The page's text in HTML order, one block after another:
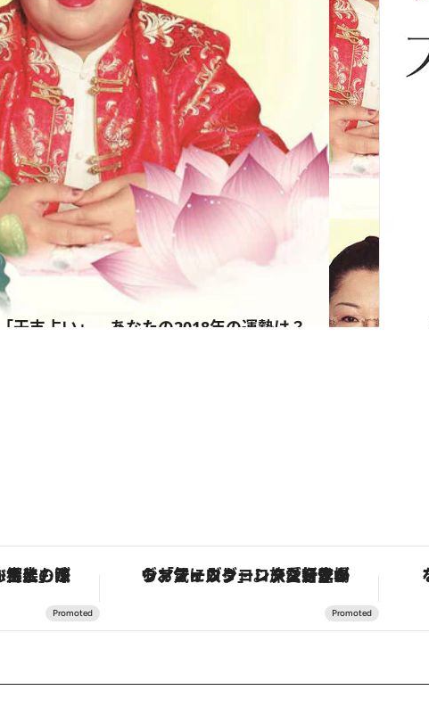
干支占い」 あなたの2018年の運勢は？
場！生姜、山椒、大葉など目にも舌にも涼を呼ぶ郷土の味 ヴァシュロン・コンスタンタン「オーヴァーシーズ・オートマティック」。旅愛好家のお気に入りコレクションから、ジェンダーレスな新作が登場